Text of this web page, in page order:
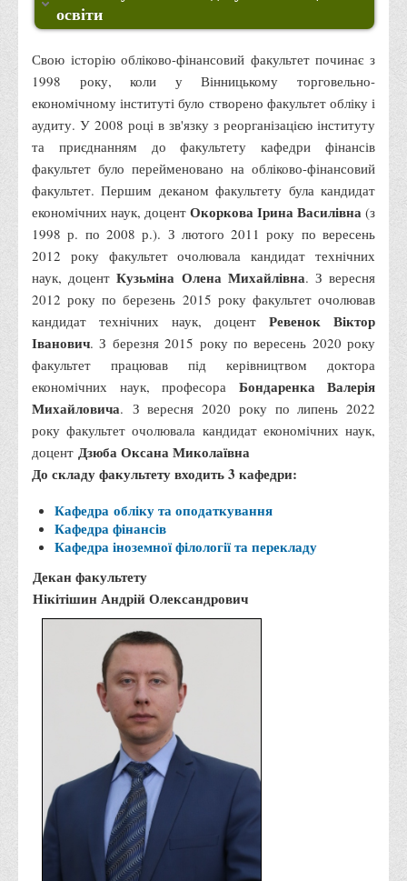
Про порядок надання публічної інформації
Публічна інформація
Заходи запобігання протиправним діям
Антикорупційні заходи
Протидія тероризму та насиллю
Як розпізнати глорифікацію збройної агресії РФ проти
України та протистояти їй?
Правила безпеки під час війни
Соціальна реклама
Правила поведінки у разі виявлення вибухонебезпечних
предметів
Протидія торгівлі людьми
Дії населення в умовах надзвичайних ситуацій воєнного
характеру
Правила безпечної поведінки учасників освітнього процесу в
Що можна і не можна знімати, показувати під час війни
Контакти державних та громадських організацій, які
допомагають тим, хто пережили сексуальне насильство,
пов'язане з конфліктом та їх родинам у Вінницькій області
10 точних фактів про наркотики. З’ясуй правду про
наркотики. Врятуй чиєсь життя
Екскурсія до ВТЕІ
Smart Electronic Learning
Репозиторій
Структура
Адміністрація
Факультети
освіти
Свою історію обліково-фінансовий факультет починає з
1998 року, коли у Вінницькому торговельно-
економічному інституті було створено факультет обліку і
аудиту. У 2008 році в зв'язку з реорганізацією інституту
та приєднанням до факультету кафедри фінансів
факультет було перейменовано на обліково-фінансовий
факультет. Першим деканом факультету була кандидат
економічних наук, доцент Окоркова Ірина Василівна (з
1998 р. по 2008 р.). З лютого 2011 року по вересень
2012 року факультет очолювала кандидат технічних
наук, доцентКузьміна Олена Михайлівна. З вересня
2012 року по березень 2015 року факультет очолював
кандидат технічних наук, доцент Ревенок Віктор
Іванович. З березня 2015 року по вересень 2020 року
факультет працював під керівництвом доктора
економічних наук, професора Бондаренка Валерія
Михайловича. З вересня 2020 року по липень 2022
року факультет очолювала кандидат економічних наук,
доцент Дзюба Оксана Миколаївна
До складу факультету входить 3 кафедри:
Кафедра обліку та оподаткування
Кафедрафінансів
Кафедраіноземної філології та перекладу
Декан факультету
Нікітішин Андрій Олександрович